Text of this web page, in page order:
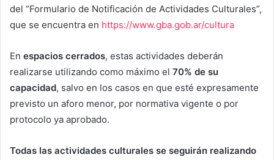
del “Formulario de Notificación de Actividades Culturales”,
que se encuentra en https://www.gba.gob.ar/cultura
En espacios cerrados, estas actividades deberán
realizarse utilizando como máximo el 70% de su
capacidad, salvo en los casos en que esté expresamente
previsto un aforo menor, por normativa vigente o por
protocolo ya aprobado.
Todas las actividades culturales se seguirán realizando